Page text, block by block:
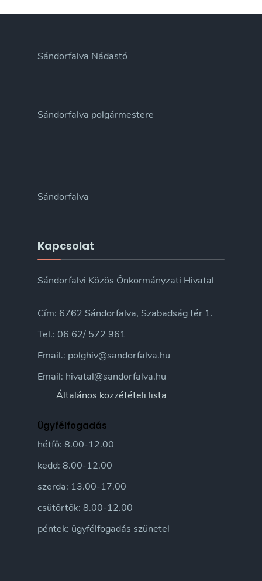
Sándorfalva Nádastó
Sándorfalva polgármestere
Sándorfalva
Kapcsolat
Sándorfalvi Közös Önkormányzati Hivatal
Cím: 6762 Sándorfalva, Szabadság tér 1.
Tel.: 06 62/ 572 961
Email.: polghiv@sandorfalva.hu
Email: hivatal@sandorfalva.hu
Általános közzétételi lista
Ügyfélfogadás
hétfő: 8.00-12.00
kedd: 8.00-12.00
szerda: 13.00-17.00
csütörtök: 8.00-12.00
péntek: ügyfélfogadás szünetel